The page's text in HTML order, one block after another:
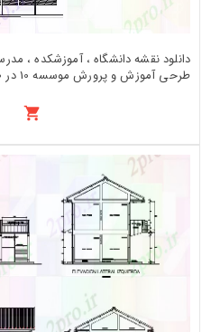
دانلود نقشه دانشگاه ، آموزشکده ،
طرحی آموزش و پرورش موسسه 10 در 40 متر (کد167353)